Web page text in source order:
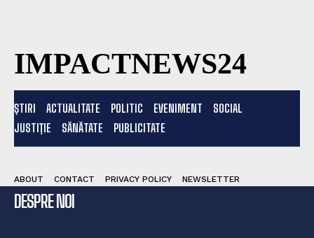
IMPACTNEWS24
ȘTIRI ACTUALITATE POLITIC EVENIMENT
SOCIAL
JUSTIȚIE
SĂNĂTATE PUBLICITATE
ABOUT CONTACT PRIVACY POLICY NEWSLETTER
DESPRE NOI